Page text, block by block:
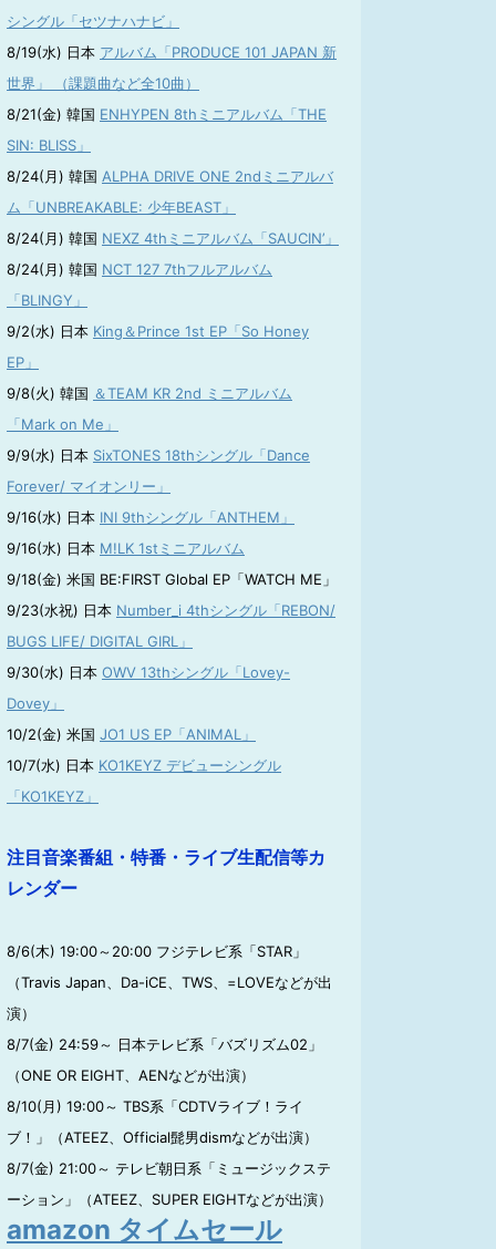
シングル「セツナハナビ」
8/19(水) 日本 アルバム「PRODUCE 101 JAPAN 新
世界」 （課題曲など全10曲）
8/21(金) 韓国 ENHYPEN 8thミニアルバム「THE
SIN: BLISS」
8/24(月) 韓国 ALPHA DRIVE ONE 2ndミニアルバ
ム「UNBREAKABLE: 少年BEAST」
8/24(月) 韓国 NEXZ 4thミニアルバム「SAUCIN’」
8/24(月) 韓国 NCT 127 7thフルアルバム
「BLINGY」
9/2(水) 日本 King＆Prince 1st EP「So Honey
EP」
9/8(火) 韓国 ＆TEAM KR 2nd ミニアルバム
「Mark on Me」
9/9(水) 日本 SixTONES 18thシングル「Dance
Forever/ マイオンリー」
9/16(水) 日本 INI 9thシングル「ANTHEM」
9/16(水) 日本 M!LK 1stミニアルバム
9/18(金) 米国 BE:FIRST Global EP「WATCH ME」
9/23(水祝) 日本 Number_i 4thシングル「REBON/
BUGS LIFE/ DIGITAL GIRL」
9/30(水) 日本 OWV 13thシングル「Lovey-
Dovey」
10/2(金) 米国 JO1 US EP「ANIMAL」
10/7(水) 日本 KO1KEYZ デビューシングル
「KO1KEYZ」
注目音楽番組・特番・ライブ生配信等カ
レンダー
8/6(木) 19:00～20:00 フジテレビ系「STAR」
（Travis Japan、Da-iCE、TWS、=LOVEなどが出
演）
8/7(金) 24:59～ 日本テレビ系「バズリズム02」
（ONE OR EIGHT、AENなどが出演）
8/10(月) 19:00～ TBS系「CDTVライブ！ライ
ブ！」（ATEEZ、Official髭男dismなどが出演）
8/7(金) 21:00～ テレビ朝日系「ミュージックステ
ーション」（ATEEZ、SUPER EIGHTなどが出演）
amazon タイムセール